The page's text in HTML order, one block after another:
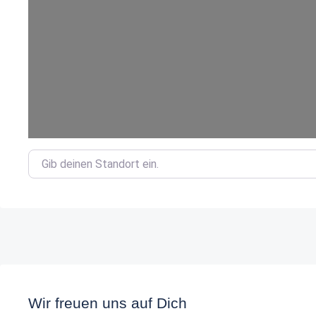
Gib deinen Standort ein.
Wir freuen uns auf Dich